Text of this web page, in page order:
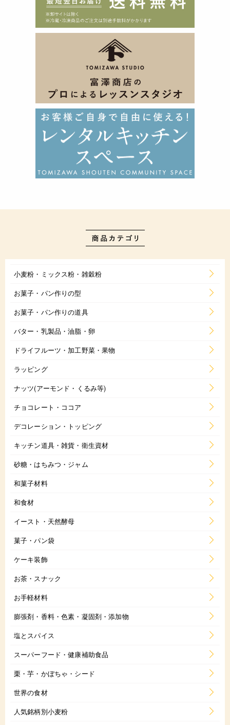
小麦粉・ミックス粉・雑穀粉
お菓子・パン作りの型
お菓子・パン作りの道具
バター・乳製品・油脂・卵
ドライフルーツ・加工野菜・果物
ラッピング
ナッツ(アーモンド・くるみ等)
チョコレート・ココア
デコレーション・トッピング
キッチン道具・雑貨・衛生資材
砂糖・はちみつ・ジャム
和菓子材料
和食材
イースト・天然酵母
菓子・パン袋
ケーキ装飾
お茶・スナック
お手軽材料
膨張剤・香料・色素・凝固剤・添加物
塩とスパイス
スーパーフード・健康補助食品
栗・芋・かぼちゃ・シード
世界の食材
人気銘柄別小麦粉